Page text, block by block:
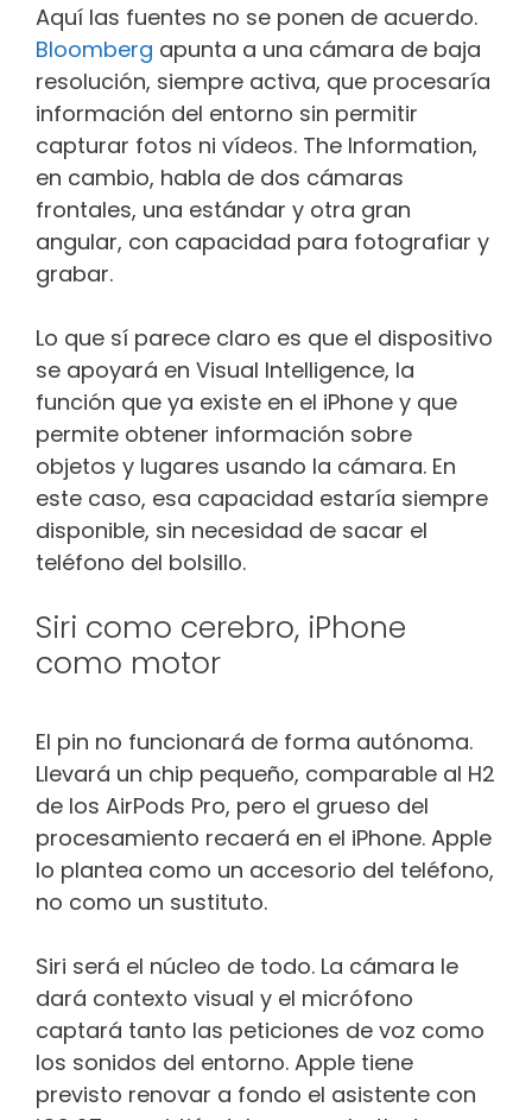
Aquí las fuentes no se ponen de acuerdo.
Bloomberg apunta a una cámara de baja
resolución, siempre activa, que procesaría
información del entorno sin permitir
capturar fotos ni vídeos. The Information,
en cambio, habla de dos cámaras
frontales, una estándar y otra gran
angular, con capacidad para fotografiar y
grabar.
Lo que sí parece claro es que el dispositivo
se apoyará en Visual Intelligence, la
función que ya existe en el iPhone y que
permite obtener información sobre
objetos y lugares usando la cámara. En
este caso, esa capacidad estaría siempre
disponible, sin necesidad de sacar el
teléfono del bolsillo.
Siri como cerebro, iPhone
como motor
El pin no funcionará de forma autónoma.
Llevará un chip pequeño, comparable al H2
de los AirPods Pro, pero el grueso del
procesamiento recaerá en el iPhone. Apple
lo plantea como un accesorio del teléfono,
no como un sustituto.
Siri será el núcleo de todo. La cámara le
dará contexto visual y el micrófono
captará tanto las peticiones de voz como
los sonidos del entorno. Apple tiene
previsto renovar a fondo el asistente con